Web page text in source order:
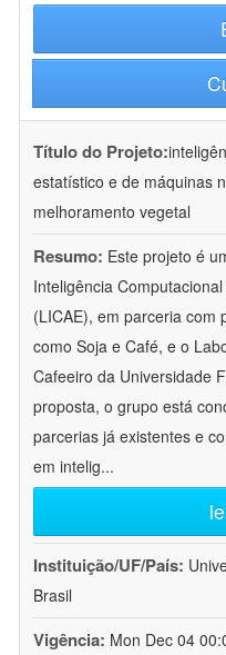
Título do Projeto:
estatístico e de máquinas
melhoramento vegetal
Resumo: Este projeto é
Inteligência
(LICAE), em parceria com
como Soja e Café, e o
Cafeeiro da Universidade
proposta, o grupo está
parcerias já existentes e
em intelig...
Instituição/UF/País:
Brasil
Vigência: Mon Dec 04